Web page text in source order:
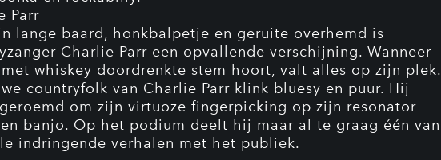
Parr
lange baard, honkbalpetje en geruite overhemd is
Charlie Parr een opvallende verschijning. Wanneer
whiskey doordrenkte stem hoort, valt alles op zijn plek.
countryfolk van Charlie Parr klink bluesy en puur. Hij
om zijn virtuoze fingerpicking op zijn resonator
banjo. Op het podium deelt hij maar al te graag één van
indringende verhalen met het publiek.